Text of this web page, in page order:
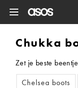
Chukka
Zet je beste
Chelsea boots